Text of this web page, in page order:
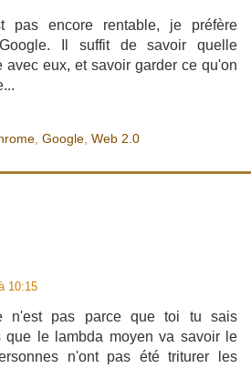
pas encore rentable, je préfère
Il suffit de savoir quelle
avec eux, et savoir garder ce qu'on
Google Web 2.0
10:15
n'est pas parce que toi tu sais
que le lambda moyen va savoir le
n'ont pas été triturer les